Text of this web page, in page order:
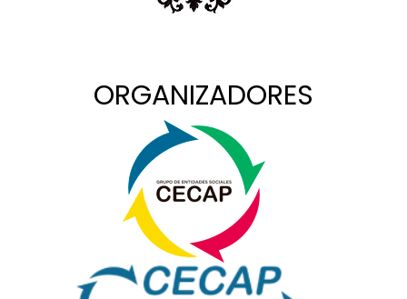
ORGANIZADORES